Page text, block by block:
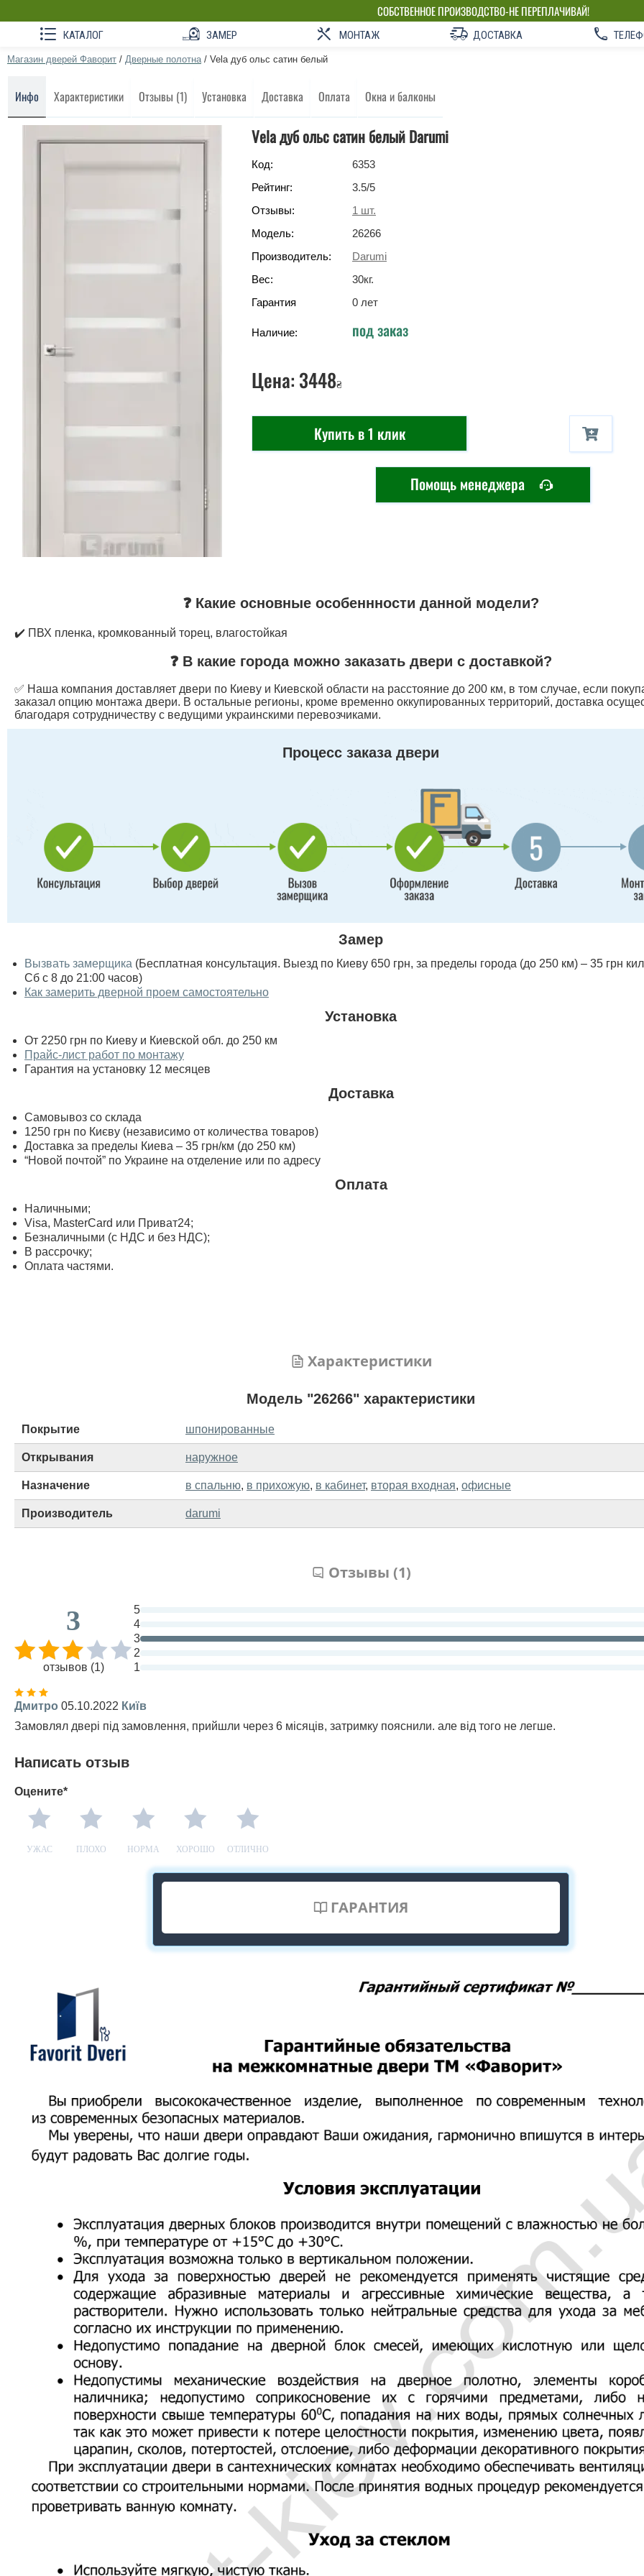
СОБСТВЕННОЕ ПРОИЗВОДСТВО-НЕ ПЕРЕПЛАЧИВАЙ!
КАТАЛОГ ЗАМЕР МОНТАЖ ДОСТАВКА
Магазин дверей Фаворит / Дверные полотна / Vela дуб ольс сатин белый
Инфо Характеристики Отзывы (1) Установка Доставка Оплата Окна и балконы
Vela дуб ольс сатин белый Darumi
Код:
6353
Рейтинг:
3.5/5
Отзывы:
1 шт.
Модель:
26266
Производитель:
Darumi
Вес:
30кг.
Гарантия
0 лет
Наличие: под заказ
Цена: 3448₴
Купить в 1 клик
Помощь менеджера
❓ Какие основные особеннности данной модели?
✔️ ПВХ пленка, кромкованный торец, влагостойкая
❓ В какие города можно заказать двери с доставкой?
✅ Наша компания доставляет двери по Киеву и Киевской области на расстояние до 200 км, в том случае, если
заказал опцию монтажа двери. В остальные регионы, кроме временно оккупированных территорий, доставка
благодаря сотрудничеству с ведущими украинскими перевозчиками.
Процесс заказа двери
Замер
Вызвать замерщика (Бесплатная консультация. Выезд по Киеву 650 грн, за пределы города (до 250 км) – 35 грн
Сб с 8 до 21:00 часов)
Как замерить дверной проем самостоятельно
Установка
От 2250 грн по Киеву и Киевской обл. до 250 км
Прайс-лист работ по монтажу
Гарантия на установку 12 месяцев
Доставка
Самовывоз со склада
1250 грн по Києву (независимо от количества товаров)
Доставка за пределы Киева – 35 грн/км (до 250 км)
“Новой почтой” по Украине на отделение или по адресу
Оплата
Наличными;
Visa, MasterСard или Приват24;
Безналичными (с НДС и без НДС);
В рассрочку;
Оплата частями.
Характеристики
Модель "26266" характеристики
Покрытие шпонированные
Открывания наружное
Назначение в спальню, в прихожую, в кабинет, вторая входная, офисные
Производитель darumi
Отзывы (1)
3
отзывов (1)
5
4
3
2
1
Дмитро 05.10.2022 Київ
Замовлял двері під замовлення, прийшли через 6 місяців, затримку пояснили. але від того не легше.
Написать отзыв
Оцените*
УЖАС ПЛОХО НОРМА ХОРОШО ОТЛИЧНО
ГАРАНТИЯ